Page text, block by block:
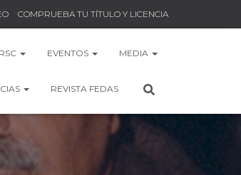
COMPRUEBA TU TÍTULO Y LICENCIA
RSC EVENTOS MEDIA
REVISTA FEDAS